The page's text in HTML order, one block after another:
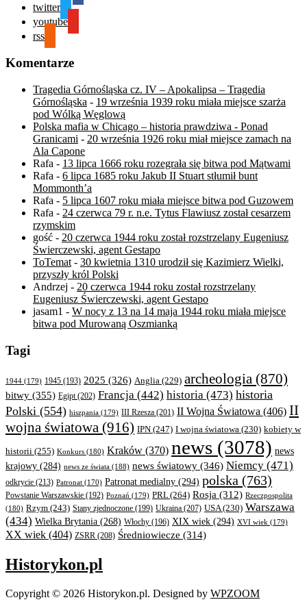
twitter
youtube
rss
Komentarze
Tragedia Górnośląska cz. IV – Apokalipsa – Tragedia
Górnośląska - 19 września 1939 roku miała miejsce szarża
pod Wólką Węglową
Polska mafia w Chicago – historia prawdziwa - Ponad
Granicami - 20 września 1926 roku miał miejsce zamach na
Ala Capone
Rafa - 13 lipca 1666 roku rozegrała się bitwa pod Mątwami
Rafa - 6 lipca 1685 roku Jakub II Stuart stłumił bunt
Mommonth’a
Rafa - 5 lipca 1607 roku miała miejsce bitwa pod Guzowem
Rafa - 24 czerwca 79 r. n.e. Tytus Flawiusz został cesarzem
rzymskim
gość - 20 czerwca 1944 roku został rozstrzelany Eugeniusz
Świerczewski, agent Gestapo
ToTemat - 30 kwietnia 1310 urodził się Kazimierz Wielki,
przyszły król Polski
Andrzej - 20 czerwca 1944 roku został rozstrzelany
Eugeniusz Świerczewski, agent Gestapo
jasam1 - W nocy z 13 na 14 maja 1944 roku miała miejsce
bitwa pod Murowaną Oszmianką
Tagi
1944 (179) 1945 (193) 2025 (326) Anglia (229) archeologia (870)
bitwy (355) Egipt(202) Francja (442) historia (473) historia
Polski (554) hiszpania (179) III Rzesza (201) II Wojna Światowa (406) II
wojna światowa (916) IPN (247) I wojna światowa (230) kobiety w
historii (255) Konkurs (180) Kraków (370) news (3078) news
krajowy (284) news ze świata (188) news światowy (346) Niemcy (471)
odkrycie (213) Patronat (170) Patronat medialny (294) polska (763)
Powstanie Warszawskie (192) Poznań (179) PRL(264) Rosja (312) Rzeczpospolita
(180) Rzym (243) Stany zjednoczone (199) Ukraina (207) USA(230) Warszawa
(434) Wielka Brytania (268) Włochy (196) XIX wiek (294) XVI wiek (179)
XX wiek (404) ZSRR (208) Średniowiecze (314)
Historykon.pl
Copyright © 2026 Historykon.pl. Designed by WPZOOM